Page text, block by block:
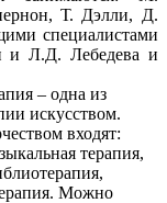
Т. Дэлли, Д.
специалистами
и Л.Д. Лебедева и
– одна из
искусством.
входят:
терапия,
Можно